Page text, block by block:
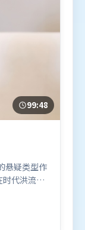
99:48
悬疑类型作
代洪流里
情绪释放
李政宰、
。影片于